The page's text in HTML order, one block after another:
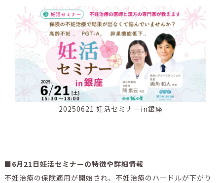
20250621 妊活セミナーin銀座
■6月21日妊活セミナーの特徴や詳細情報
不妊治療の保険適用が開始され、不妊治療のハードルが下がり